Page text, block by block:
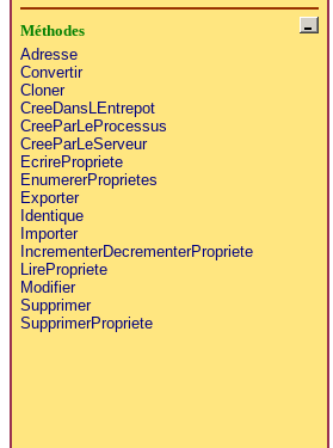
Méthodes
Adresse
Convertir
Cloner
CreeDansLEntrepot
CreeParLeProcessus
CreeParLeServeur
EcrirePropriete
EnumererProprietes
Exporter
Identique
Importer
IncrementerDecrementerPropriete
LirePropriete
Modifier
Supprimer
SupprimerPropriete